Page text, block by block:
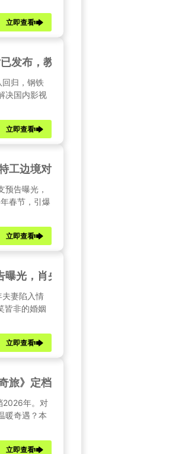
立即查看
布，教你如何解除地区限制追剧
回归，钢铁
决国内影视
立即查看
工边境对决，2026年春节档预定
预告曝光，
春节，引爆
立即查看
光，肖央谭卓上演夫妻斗法
妻陷入情
皆非的婚姻
立即查看
》定档，这份“回国”观影指南请
2026年。对
暖奇遇？本
立即查看